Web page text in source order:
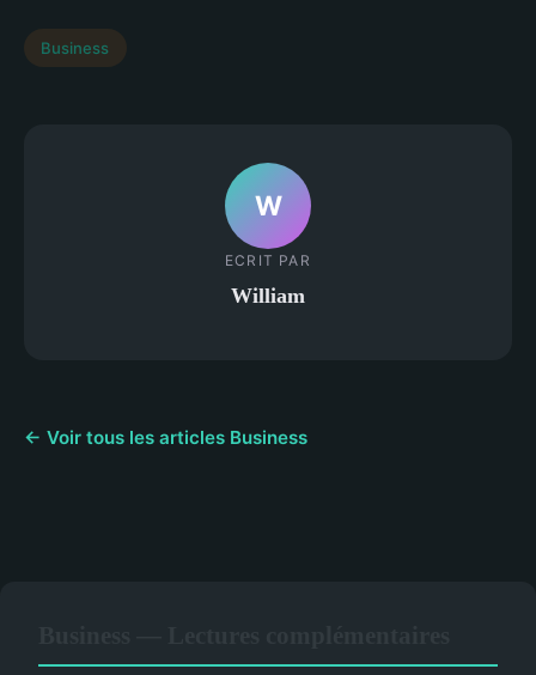
Business
W
ECRIT PAR
William
← Voir tous les articles Business